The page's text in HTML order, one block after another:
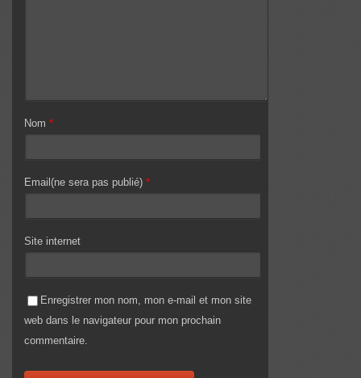
Nom *
Email(ne sera pas publié) *
Site internet
Enregistrer mon nom, mon e-mail et mon site
web dans le navigateur pour mon prochain
commentaire.